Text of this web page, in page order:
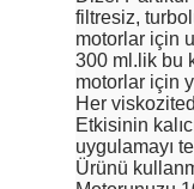
filtresiz,
motorlar için
300 ml.lik bu
motorlar için
Her
Etkisinin
uygulamayı
Ürünü